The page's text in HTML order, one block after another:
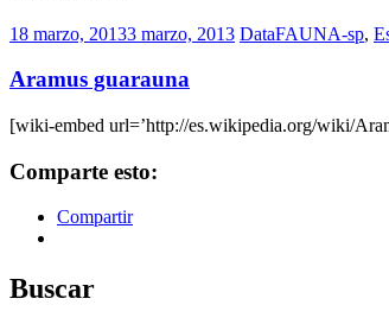
18 marzo, 20133 marzo, 2013 DataFAUNA-sp,
Aramus guarauna
[wiki-embed url=’http://es.wikipedia.org/wiki/
Comparte esto:
Compartir
Buscar